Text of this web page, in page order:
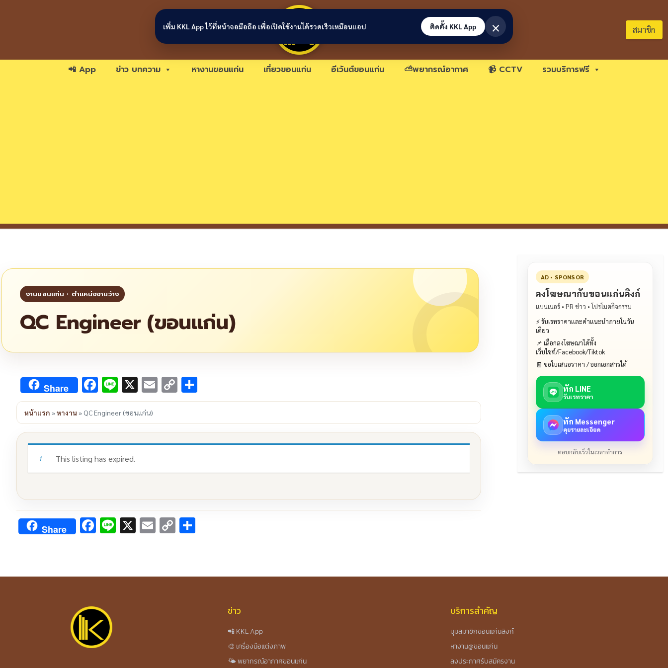
ขอนแก่นลิงก์ สมาชิก
📲 App ข่าว บทความ หางานขอนแก่น เที่ยวขอนแก่น อีเว้นต์ขอนแก่น ⛅พยากรณ์อากาศ 📹 CCTV รวมบริการฟรี
QC Engineer (ขอนแก่น)
Share Facebook
Line
X Email
Copy
Link
หน้าแรก »หางาน » QC Engineer (ขอนแก่น)
This listing has expired.
Share Facebook
Line
X Email
Copy
AD • SPONSOR
ลงโฆษณากับขอนแก่นลิงก์
แบนเนอร์ • PR ข่าว • โปรโมตกิจกรรม
⚡ รับเรทราคาและคำแนะนำภายในวัน
เดียว
📌 เลือกลงโฆษณาได้ทั้ง
เว็บไซต์/Facebook/Tiktok
🧾 ขอใบเสนอราคา / ออกเอกสารได้
ทัก LINE
รับเรทราคา
ทัก Messenger
คุยรายละเอียด
ตอบกลับเร็วในเวลาทำการ
ข่าว
📲 KKL App
🎨 เครื่องมือแต่งภาพ
🌤️ พยากรณ์อากาศขอนแก่น
บริการสำคัญ
มุมสมาชิกขอนแก่นลิงก์
หางาน@ขอนแก่น
ลงประกาศรับสมัครงาน
เพิ่ม KKL App ไว้ที่หน้าจอมือถือ เพื่อเปิดใช้งานได้รวดเร็วเหมือนแอป ติดตั้ง KKL App ×